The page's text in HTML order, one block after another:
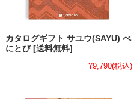
カタログギフト サユウ(SAYU) べ
にとび [送料無料]
¥9,790(税込)